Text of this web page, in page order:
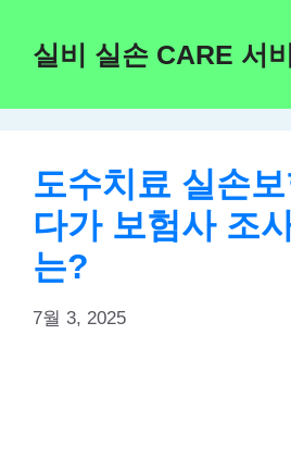
content
실비 실손 CARE 서
도수치료 실손
다가 보험사 조
는?
7월 3, 2025